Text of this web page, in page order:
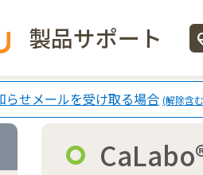
製品サポート
らせメールを受け取る場合 (解除含